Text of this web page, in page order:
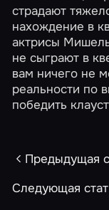
страдают
нахождение в
актрисы
не сыграют в
вам ничего не
реальности по
победить
Предыдущая
Следующая